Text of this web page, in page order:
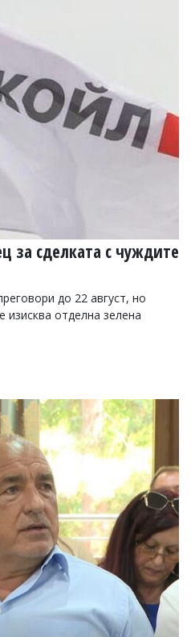
за сделката с чуждите
до 22 август, но
отделна зелена